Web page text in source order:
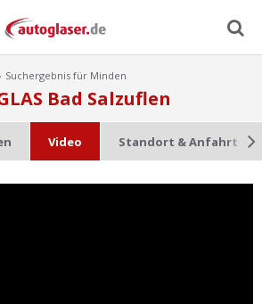
Menu
Suchergebnis für Minden
Bad Salzuflen
Video Standort & Anfahrt